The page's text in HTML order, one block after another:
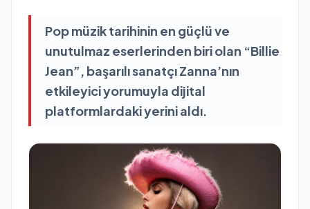
Pop müzik tarihinin en güçlü ve
unutulmaz eserlerinden biri olan “Billie
Jean”, başarılı sanatçı Zanna’nın
etkileyici yorumuyla dijital
platformlardaki yerini aldı.